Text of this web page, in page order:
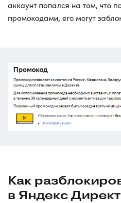
аккаунт попался на том, что
промокодами, его могут
Как
в Яндекс